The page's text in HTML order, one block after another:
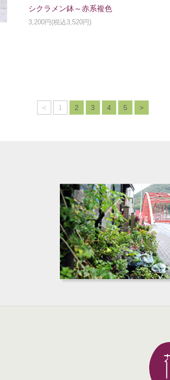
シクラメン鉢～赤系複色
3,200円(税込3,520円)
< 1 2 3 4 5 >